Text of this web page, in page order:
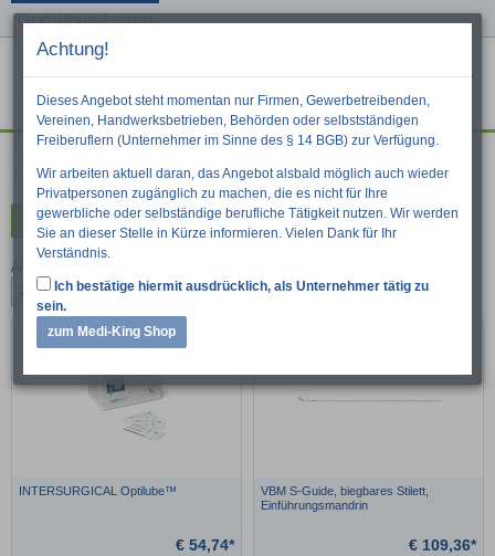
Geschäftskundenshop
Menu Suche
Kategorien
Artikel pro Seite:
48 96
INTERSURGICAL Optilube™
€ 54,74*
VBM S-Guide, biegbares Stilett,
Einführungsmandrin
€ 109,36*
Achtung!
Dieses Angebot steht momentan nur Firmen, Gewerbetreibenden,
Vereinen, Handwerksbetrieben, Behörden oder selbstständigen
Freiberuflern (Unternehmer im Sinne des § 14 BGB) zur Verfügung.
Wir arbeiten aktuell daran, das Angebot alsbald möglich auch wieder
Privatpersonen zugänglich zu machen, die es nicht für Ihre
gewerbliche oder selbständige berufliche Tätigkeit nutzen. Wir werden
Sie an dieser Stelle in Kürze informieren. Vielen Dank für Ihr
Verständnis.
Ich bestätige hiermit ausdrücklich, als Unternehmer tätig zu
sein.
zum Medi-King Shop